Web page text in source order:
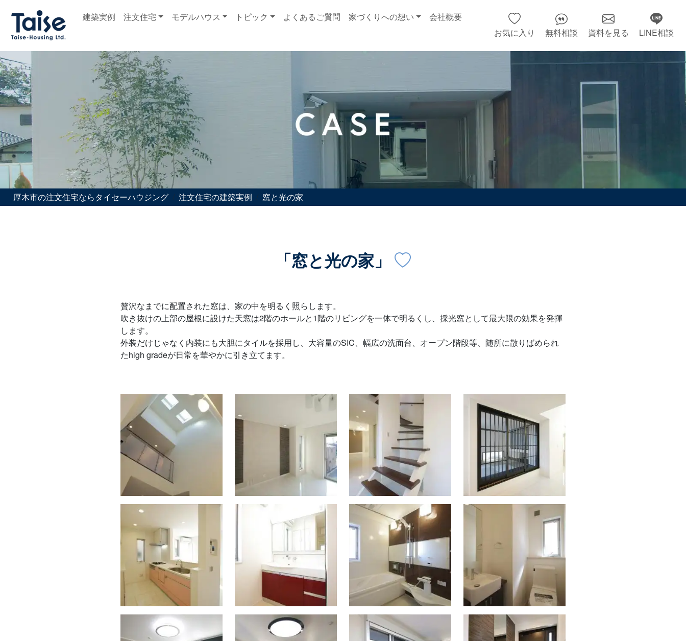
建築実例 注文住宅 モデルハウス トピック よくあるご質問 家づくりへの想い 会社概要
お気に入り 無料相談 資料を見る LINE相談
厚木市の注文住宅ならタイセーハウジング 注文住宅の建築実例 窓と光の家
「窓と光の家」
贅沢なまでに配置された窓は、家の中を明るく照らします。
吹き抜けの上部の屋根に設けた天窓は2階のホールと1階のリビングを一体で明るくし、採光窓として最大限の効果を発揮
します。
外装だけじゃなく内装にも大胆にタイルを採用し、大容量のSIC、幅広の洗面台、オープン階段等、随所に散りばめられ
たhigh gradeが日常を華やかに引き立てます。